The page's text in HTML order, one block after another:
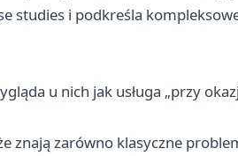
studies i podkreśla
u nich jak usługa „przy
znają zarówno klasyczne